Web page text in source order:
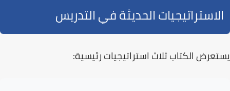
الاستراتيجيات الحديثة في التدريس
يستعرض الكتاب ثلاث استراتيجيات رئيسية: